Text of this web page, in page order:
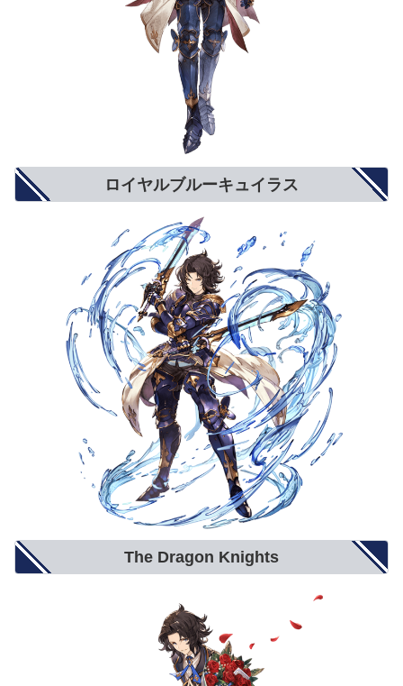
ロイヤルブルーキュイラス
The Dragon Knights